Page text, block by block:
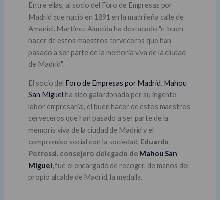
Entre ellas, al socio del Foro de Empresas por
Madrid que nació en 1891 en la madrileña calle de
Amaniel. Martínez Almeida ha destacado "el buen
hacer de estos maestros cerveceros que han
pasado a ser parte de la memoria viva de la ciudad
de Madrid".
El socio del Foro de Empresas por Madrid, Mahou
San Miguel ha sido galardonada por su ingente
labor empresarial, el buen hacer de estos maestros
cerveceros que han pasado a ser parte de la
memoria viva de la ciudad de Madrid y el
compromiso social con la sociedad. Eduardo
Petrossi, consejero delegado de Mahou San
Miguel,fue el encargado de recoger, de manos del
propio alcalde de Madrid, la medalla.